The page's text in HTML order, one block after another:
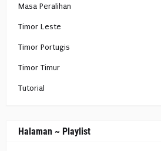
Masa Peralihan
Timor Leste
Timor Portugis
Timor Timur
Tutorial
Halaman ~ Playlist